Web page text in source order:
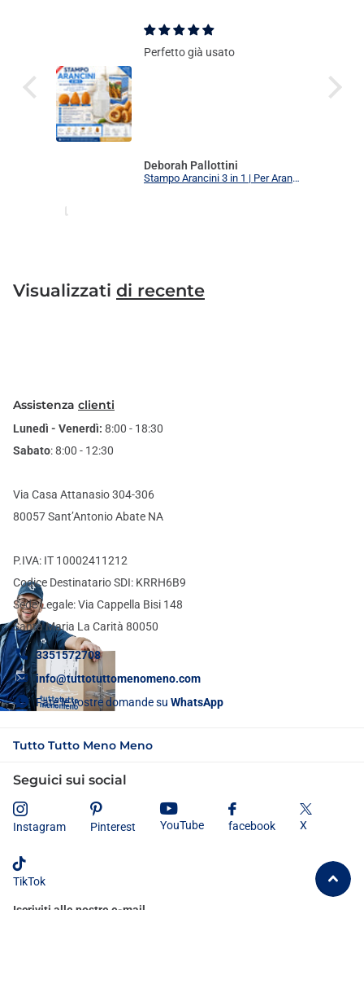
Perfetto già usato
Deborah Pallottini
Stampo Arancini 3 in 1 | Per Arancini, Supplì e Polpette Uniformi | 3 Forme Intercambiabili Food Grade + Ricettario
Visualizzati di recente
Assistenza clienti
Lunedì - Venerdì: 8:00 - 18:30
Sabato: 8:00 - 12:30
Via Casa Attanasio 304-306
80057 Sant’Antonio Abate NA
P.IVA: IT 10002411212
Codice Destinatario SDI: KRRH6B9
Sede Legale: Via Cappella Bisi 148
Santa Maria La Carità 80050
3351572708
info@tuttotuttomenomeno.com
Fate le vostre domande su WhatsApp
Tutto Tutto Meno Meno
Seguici sui social
Instagram Pinterest YouTube facebook X
TikTok
Iscriviti alle nostre e-mail